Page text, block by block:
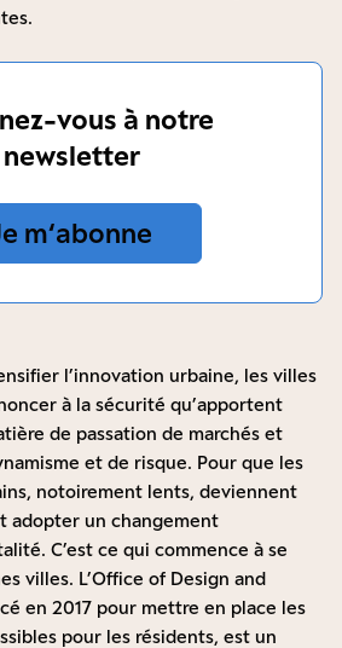
vous à notre
newsletter
m‘abonne
l’innovation urbaine, les villes
à la sécurité qu’apportent
de passation de marchés et
et de risque. Pour que les
notoirement lents, deviennent
adopter un changement
C’est ce qui commence à se
villes. L’Office of Design and
en 2017 pour mettre en place les
pour les résidents, est un